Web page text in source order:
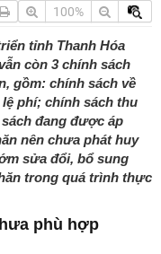
100%
tỉnh Thanh Hóa
còn 3 chính sách
gồm: chính sách về
phí; chính sách thu
đang được áp
nên chưa phát huy
sửa đổi, bổ sung
trong quá trình thực
phù hợp